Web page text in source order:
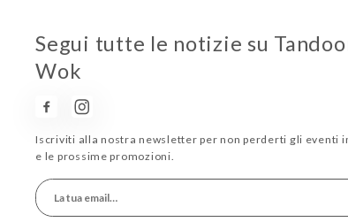
Segui tutte le notizie su
Wok
Iscriviti alla nostra newsletter per non perderti gli eventi
e le prossime promozioni.